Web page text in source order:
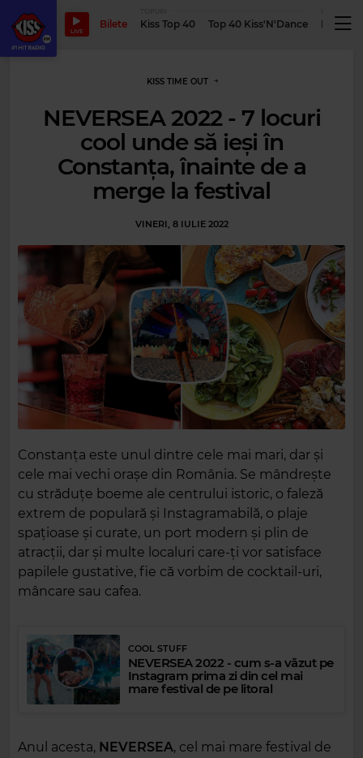
LIVE
Bilete Kiss Top 40 Top 40 Kiss'N'Dance
KISS TIME OUT
NEVERSEA 2022 - 7 locuri
cool unde să ieși în
Constanța, înainte de a
merge la festival
VINERI, 8 IULIE 2022
Constanța este unul dintre cele mai mari, dar și
cele mai vechi orașe din România. Se mândrește
cu străduțe boeme ale centrului istoric, o faleză
extrem de populară și Instagramabilă, o plaje
spațioase și curate, un port modern și plin de
atracții, dar și multe localuri care-ți vor satisface
papilele gustative, fie că vorbim de cocktail-uri,
mâncare sau cafea.
COOL STUFF
NEVERSEA 2022 - cum s-a văzut pe
Instagram prima zi din cel mai
mare festival de pe litoral
Anul acesta, NEVERSEA, cel mai mare festival de